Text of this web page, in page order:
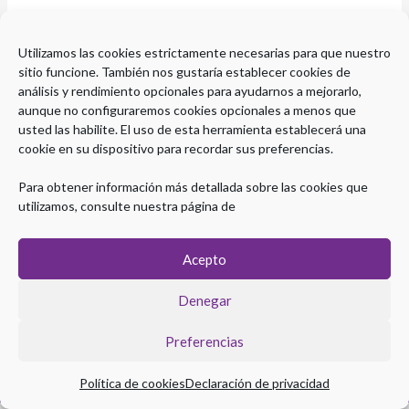
Utilizamos las cookies estrictamente necesarias para que nuestro
sitio funcione. También nos gustaría establecer cookies de
análisis y rendimiento opcionales para ayudarnos a mejorarlo,
aunque no configuraremos cookies opcionales a menos que
usted las habilite. El uso de esta herramienta establecerá una
cookie en su dispositivo para recordar sus preferencias.
Para obtener información más detallada sobre las cookies que
utilizamos, consulte nuestra página de
Acepto
Denegar
Preferencias
Política de cookiesDeclaración de privacidad
buscando. Quizá pueda ayudarte una búsqueda.
Copyright © 2026 Plataforma eLearning Digestivo
Política de Privacidad|Política de Cookies